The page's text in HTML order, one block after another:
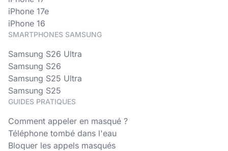
iPhone 17e
iPhone 16
SMARTPHONES SAMSUNG
Samsung S26 Ultra
Samsung S26
Samsung S25 Ultra
Samsung S25
GUIDES PRATIQUES
Comment appeler en masqué ?
Téléphone tombé dans l'eau
Bloquer les appels masqués